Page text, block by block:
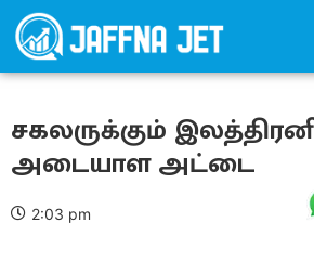
சகலருக்கும்
அடையாள அட்டை
2:03 pm